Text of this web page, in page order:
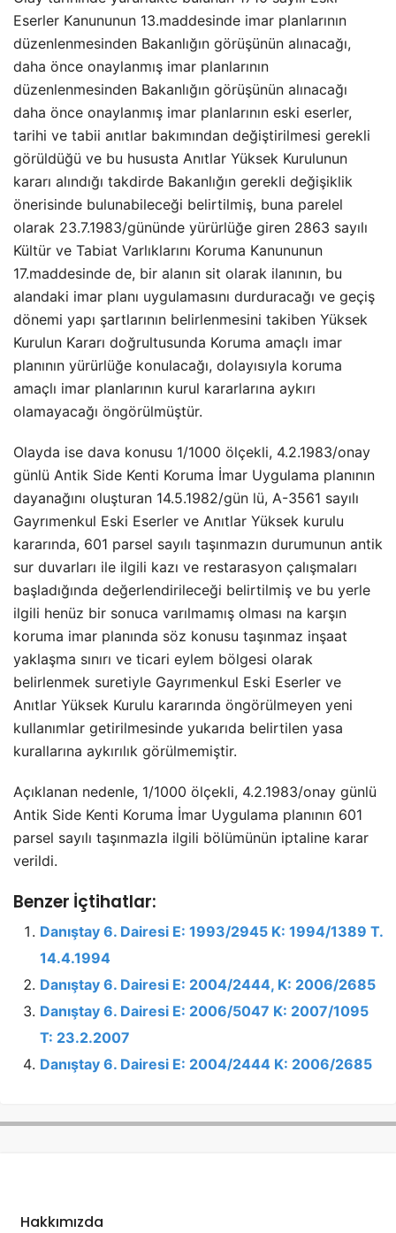
Eserler Kanununun 13.maddesinde imar planlarının
düzenlenmesinden Bakanlığın görüşünün alınacağı,
daha önce onaylanmış imar planlarının
düzenlenmesinden Bakanlığın görüşünün alınacağı
daha önce onaylanmış imar planlarının eski eserler,
tarihi ve tabii anıtlar bakımından değiştirilmesi gerekli
görüldüğü ve bu hususta Anıtlar Yüksek Kurulunun
kararı alındığı takdirde Bakanlığın gerekli değişiklik
önerisinde bulunabileceği belirtilmiş, buna parelel
olarak 23.7.1983/gününde yürürlüğe giren 2863 sayılı
Kültür ve Tabiat Varlıklarını Koruma Kanununun
17.maddesinde de, bir alanın sit olarak ilanının, bu
alandaki imar planı uygulamasını durduracağı ve geçiş
dönemi yapı şartlarının belirlenmesini takiben Yüksek
Kurulun Kararı doğrultusunda Koruma amaçlı imar
planının yürürlüğe konulacağı, dolayısıyla koruma
amaçlı imar planlarının kurul kararlarına aykırı
olamayacağı öngörülmüştür.
Olayda ise dava konusu 1/1000 ölçekli, 4.2.1983/onay
günlü Antik Side Kenti Koruma İmar Uygulama planının
dayanağını oluşturan 14.5.1982/gün lü, A-3561 sayılı
Gayrımenkul Eski Eserler ve Anıtlar Yüksek kurulu
kararında, 601 parsel sayılı taşınmazın durumunun antik
sur duvarları ile ilgili kazı ve restarasyon çalışmaları
başladığında değerlendirileceği belirtilmiş ve bu yerle
ilgili henüz bir sonuca varılmamış olması na karşın
koruma imar planında söz konusu taşınmaz inşaat
yaklaşma sınırı ve ticari eylem bölgesi olarak
belirlenmek suretiyle Gayrımenkul Eski Eserler ve
Anıtlar Yüksek Kurulu kararında öngörülmeyen yeni
kullanımlar getirilmesinde yukarıda belirtilen yasa
kurallarına aykırılık görülmemiştir.
Açıklanan nedenle, 1/1000 ölçekli, 4.2.1983/onay günlü
Antik Side Kenti Koruma İmar Uygulama planının 601
parsel sayılı taşınmazla ilgili bölümünün iptaline karar
verildi.
Benzer İçtihatlar:
Danıştay 6. Dairesi E: 1993/2945 K: 1994/1389 T.
14.4.1994
Danıştay 6. Dairesi E: 2004/2444, K: 2006/2685
Danıştay 6. Dairesi E: 2006/5047 K: 2007/1095
T: 23.2.2007
Danıştay 6. Dairesi E: 2004/2444 K: 2006/2685
Hakkımızda